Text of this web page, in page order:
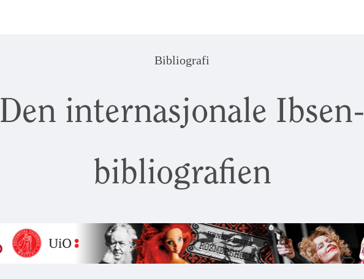
Bibliografi
Den internasjonale Ibsen-
bibliografien